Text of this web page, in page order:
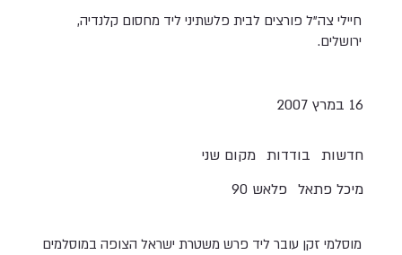
חיילי צה"ל פורצים לבית פלשתיני ליד מחסום קלנדיה,
ירושלים.
16 במרץ 2007
מקום שני בודדות חדשות
פלאש 90 מיכל פתאל
מוסלמי זקן עובר ליד פרש משטרת ישראל הצופה במוסלמים